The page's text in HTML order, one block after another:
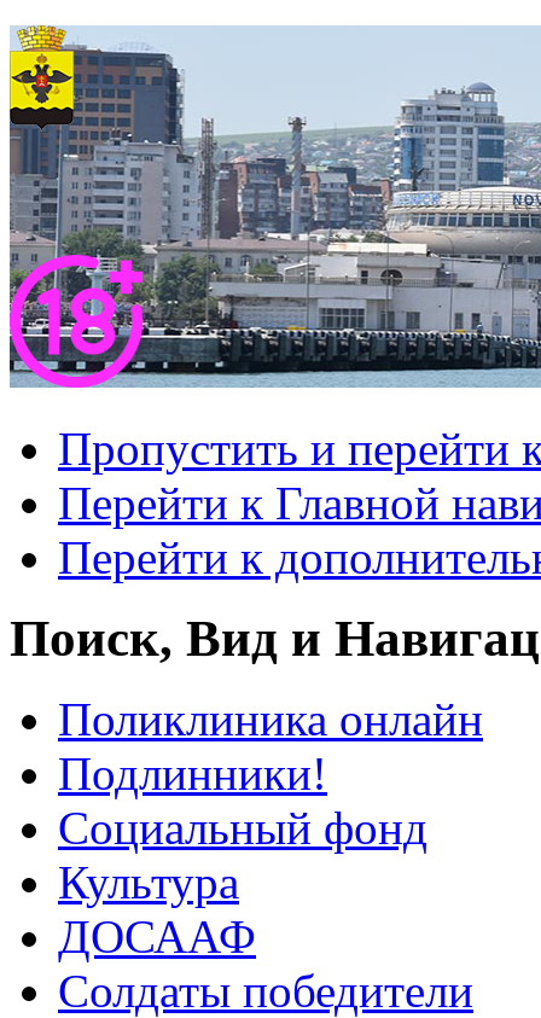
Пропустить и перейти
Перейти к Главной
Перейти к
Поиск, Вид и
Поликлиника онлайн
Подлинники!
Социальный фонд
Культура
ДОСААФ
Солдаты победители